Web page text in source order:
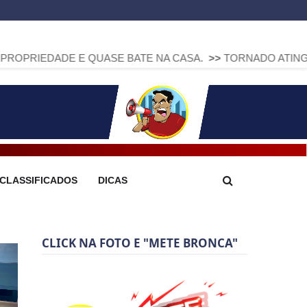
QUASE BATE NA CASA. >> TORNADO ATINGE PIRAÍ DO
CLASSIFICADOS DICAS
CLICK NA FOTO E "METE BRONCA"